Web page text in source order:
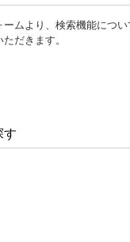
ムより、検索機能につい
だきます。
す